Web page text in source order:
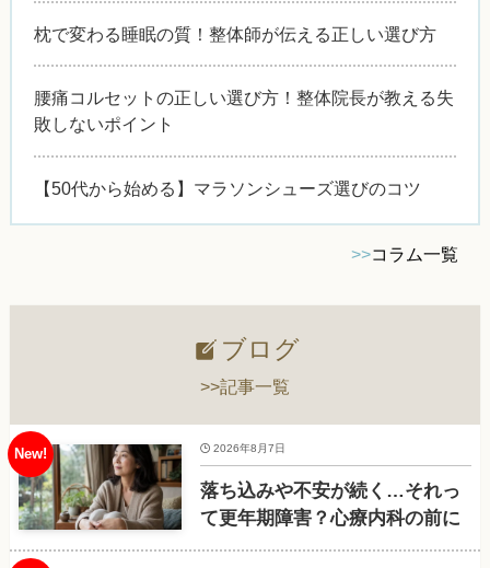
枕で変わる睡眠の質！整体師が伝える正しい選び方
腰痛コルセットの正しい選び方！整体院長が教える失
敗しないポイント
【50代から始める】マラソンシューズ選びのコツ
>>コラム一覧
ブログ
>>記事一覧
落ち込みや不安が続く…それっ
て更年期障害？心療内科の前に
2026年8月7日